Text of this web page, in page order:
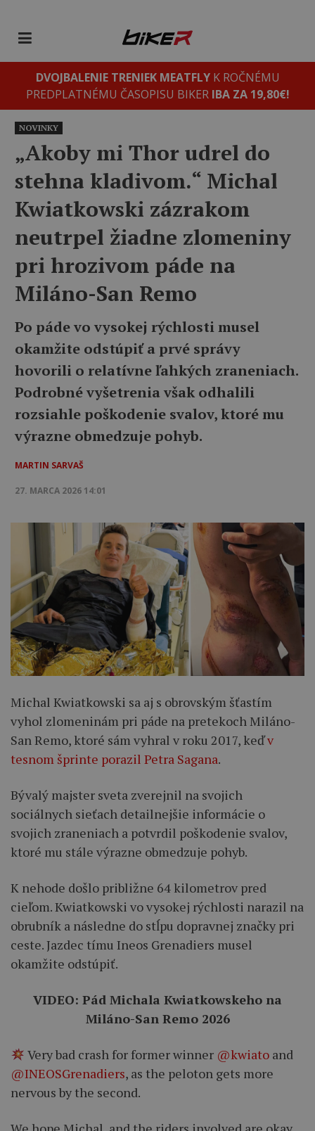
DVOJBALENIE TRENIEK MEATFLYK ROČNÉMU
PREDPLATNÉMU ČASOPISU BIKER IBA ZA 19,80€!
NOVINKY
„Akoby mi Thor udrel do
stehna kladivom.“ Michal
Kwiatkowski zázrakom
neutrpel žiadne zlomeniny
pri hrozivom páde na
Miláno-San Remo
Po páde vo vysokej rýchlosti musel
okamžite odstúpiť a prvé správy
hovorili o relatívne ľahkých zraneniach.
Podrobné vyšetrenia však odhalili
rozsiahle poškodenie svalov, ktoré mu
výrazne obmedzuje pohyb.
MARTIN SARVAŠ
27. MARCA 2026 14:01
Michal Kwiatkowski sa aj s obrovským šťastím
vyhol zlomeninám pri páde na pretekoch Miláno-
San Remo, ktoré sám vyhral v roku 2017, keďv
tesnom šprinte porazil Petra Sagana.
Bývalý majster sveta zverejnil na svojich
sociálnych sieťach detailnejšie informácie o
svojich zraneniach a potvrdil poškodenie svalov,
ktoré mu stále výrazne obmedzuje pohyb.
K nehode došlo približne 64 kilometrov pred
cieľom. Kwiatkowski vo vysokej rýchlosti narazil na
obrubník a následne do stĺpu dopravnej značky pri
ceste. Jazdec tímu Ineos Grenadiers musel
okamžite odstúpiť.
VIDEO: Pád Michala Kwiatkowskeho na
Miláno-San Remo 2026
Very bad crash for former winner @kwiatoand
@INEOSGrenadiers, as the peloton gets more
nervous by the second.